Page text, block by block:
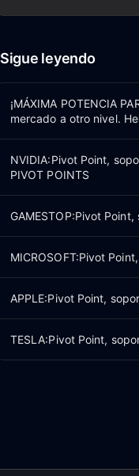
Sigue leyendo
¡MÁXIMA POTENCIA
mercado a otro nivel.
NVIDIA:Pivot Point,
PIVOT POINTS
GAMESTOP:Pivot
MICROSOFT:Pivot
APPLE:Pivot Point,
TESLA:Pivot Point,